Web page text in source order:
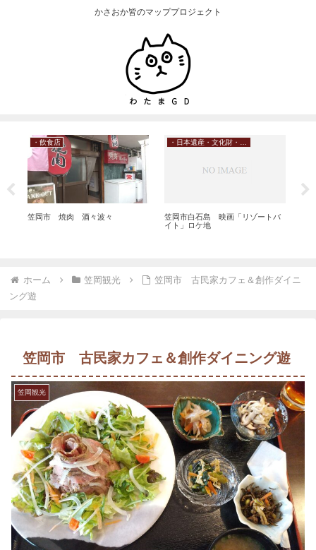
かさおか皆のマッププロジェクト
・飲食店
笠岡市 焼肉 酒々波々
笠岡市白石島 映画「リゾートバ
イト」ロケ地
ホーム 笠岡観光
笠岡市 古民家カフェ＆創作ダイニ
ング遊
笠岡市 古民家カフェ＆創作ダイニング遊
笠岡観光